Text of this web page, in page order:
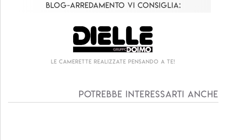
Blog-Arredamento vi consiglia:
Le camerette realizzate pensando a te!
Potrebbe interessarti anche